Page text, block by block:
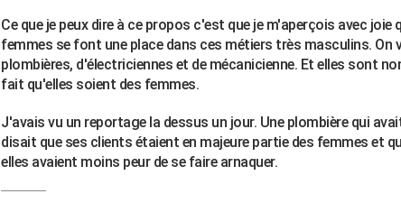
Ce que je peux dire à ce propos c'est que je m'aperçois avec joie
femmes se font une place dans ces métiers très masculins. On
plombières, d'électriciennes et de mécanicienne. Et elles sont
fait qu'elles soient des femmes.
J'avais vu un reportage la dessus un jour. Une plombière qui
disait que ses clients étaient en majeure partie des femmes et
elles avaient moins peur de se faire arnaquer.